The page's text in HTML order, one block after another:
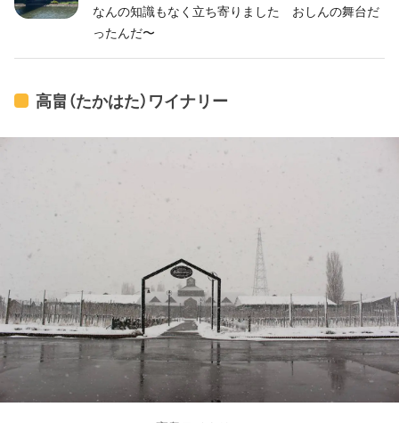
なんの知識もなく立ち寄りました おしんの舞台だ
ったんだ〜
高畠（たかはた）ワイナリー